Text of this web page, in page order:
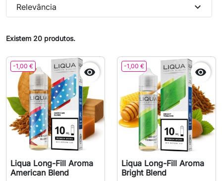
Existem 20 produtos.
Relevância expand_more
-1,00 € 
Liqua Long-Fill Aroma
American Blend
-1,00 € 
Liqua Long-Fill Aroma
Bright Blend